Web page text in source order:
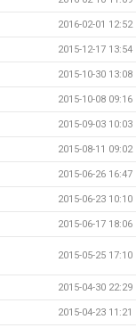
2016-02-01 12:52
2015-12-17 13:54
2015-10-30 13:08
2015-10-08 09:16
2015-09-03 10:03
2015-08-11 09:02
2015-06-26 16:47
2015-06-23 10:10
2015-06-17 18:06
2015-05-25 17:10
2015-04-30 22:29
2015-04-23 11:21